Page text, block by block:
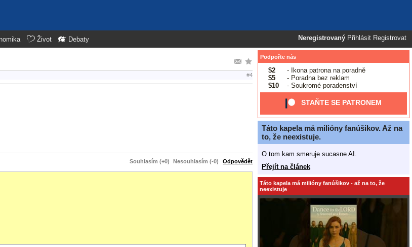
Neregistrovaný Přihlásit Registrovat
Život Debaty
#4
Souhlasím (+0) Nesouhlasím (-0) Odpovědět
Podpořte nás
$2
- Ikona patrona na poradně
$5
- Poradna bez reklam
$10
- Soukromé poradenství
STAŇTE SE PATRONEM
Táto kapela má milióny fanúšikov. Až na
to, že neexistuje.
O tom kam smeruje sucasne AI.
Přejít na článek
Táto kapela má milióny fanúšikov - až na to, že
neexistuje